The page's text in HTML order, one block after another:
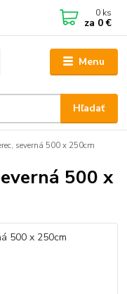
Menu
Hľadať
0 ks
za 0 €
severná 500 x 250cm
500 x